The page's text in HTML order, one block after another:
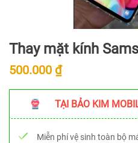
Thay mặt kính
500.000 ₫
TẠI BẢO KIM
Miễn phí vệ sinh toàn bộ